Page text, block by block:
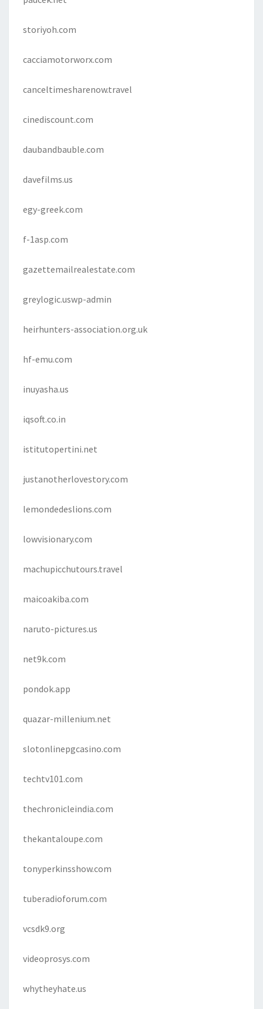
storiyoh.com
cacciamotorworx.com
canceltimesharenow.travel
cinediscount.com
daubandbauble.com
davefilms.us
egy-greek.com
f-1asp.com
gazettemailrealestate.com
greylogic.uswp-admin
heirhunters-association.org.uk
hf-emu.com
inuyasha.us
iqsoft.co.in
istitutopertini.net
justanotherlovestory.com
lemondedeslions.com
lowvisionary.com
machupicchutours.travel
maicoakiba.com
naruto-pictures.us
net9k.com
pondok.app
quazar-millenium.net
slotonlinepgcasino.com
techtv101.com
thechronicleindia.com
thekantaloupe.com
tonyperkinsshow.com
tuberadioforum.com
vcsdk9.org
videoprosys.com
whytheyhate.us